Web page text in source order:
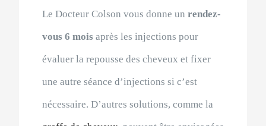
Le Docteur Colson vous donne un rendez-
vous 6 mois après les injections pour
évaluer la repousse des cheveux et fixer
une autre séance d’injections si c’est
nécessaire. D’autres solutions, comme la